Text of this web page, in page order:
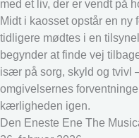
med et liv, der er vendt på
Midt i kaosset opstår en
tidligere mødtes i en
begynder at finde vej
især på sorg, skyld og tvivl
omgivelsernes
kærligheden igen.
Den Eneste Ene The